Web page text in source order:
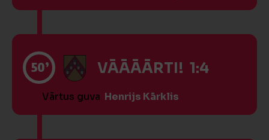
50’ VĀĀĀĀRTI! 1:4
Vārtus guva Henrijs Kārklis